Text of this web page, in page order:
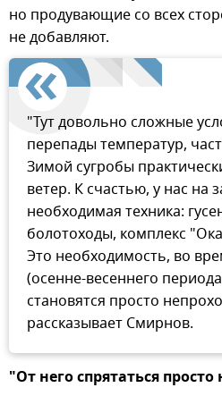
но продувающие со всех
не добавляют.
"Тут довольно сложные
перепады температур,
Зимой сугробы
ветер. К счастью, у нас на
необходимая техника:
болотоходы, комплекс
Это необходимость, во
(осенне-весеннего
становятся просто
рассказывает Смирнов.
"От него спрятаться